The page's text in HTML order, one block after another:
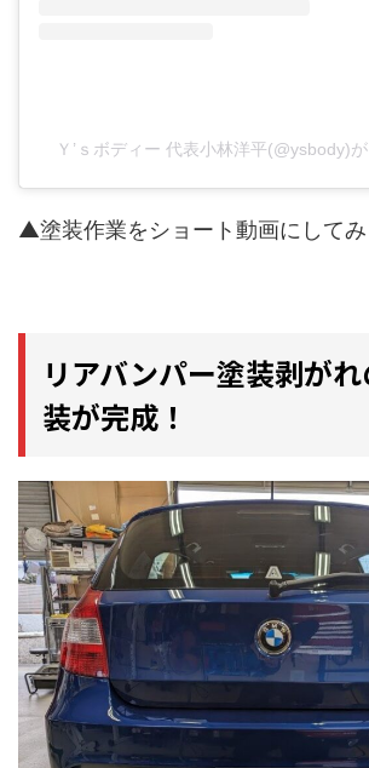
Ｙ’ｓボディー 代表小林洋平(@ysbody)
▲塗装作業をショート動画にしてみ
リアバンパー塗装剥が
装が完成！